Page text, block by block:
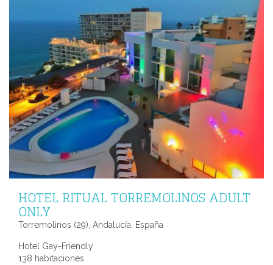
HOTEL RITUAL TORREMOLINOS ADULT
ONLY
Torremolinos (29), Andalucía, España
Hotel Gay-Friendly
138 habitaciones